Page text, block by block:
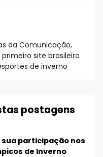
da Comunicação,
site brasileiro
de inverno
postagens
participação nos
de Inverno